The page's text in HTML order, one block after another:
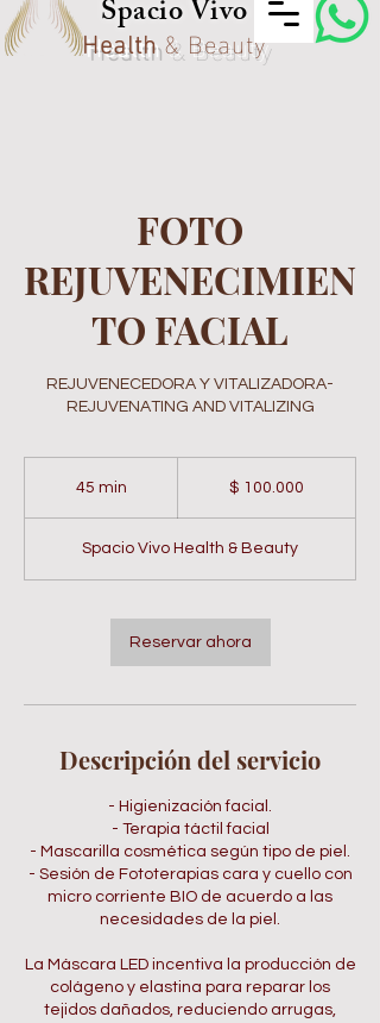
Spacio Vivo
Health& Beauty
FOTO
REJUVENECIMIEN
TO FACIAL
REJUVENECEDORA Y VITALIZADORA-
REJUVENATING AND VITALIZING
45 min
m
i
colombianos$ 100.000
Spacio Vivo Health & Beauty
Reservar ahora
Descripción del servicio
- Higienización facial.
- Terapia táctil facial
- Mascarilla cosmética según tipo de piel.
- Sesión de Fototerapias cara y cuello con
micro corriente BIO de acuerdo a las
necesidades de la piel.
La Máscara LED incentiva la producción de
colágeno y elastina para reparar los
tejidos dañados, reduciendo arrugas,